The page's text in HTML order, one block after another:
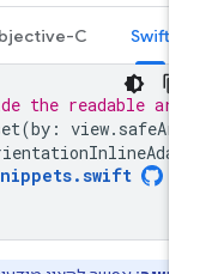
Swift
Objective-C
the readable
inset( by: view.
.swift